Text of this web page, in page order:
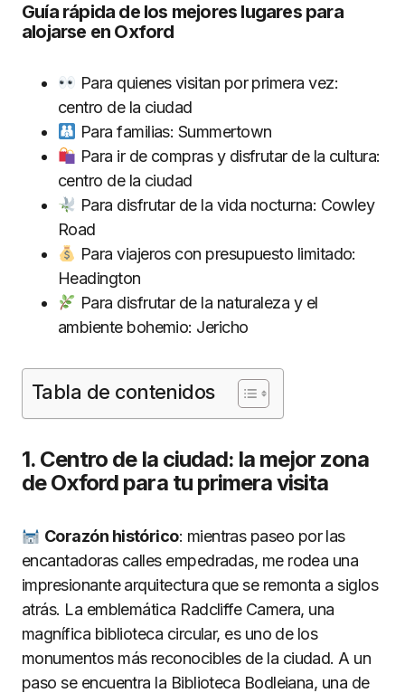
Guía rápida de los mejores lugares para
alojarse en Oxford
Para quienes visitan por primera vez:
centro de la ciudad
Para familias: Summertown
Para ir de compras y disfrutar de la cultura:
centro de la ciudad
Para disfrutar de la vida nocturna: Cowley
Road
Para viajeros con presupuesto limitado:
Headington
Para disfrutar de la naturaleza y el
ambiente bohemio: Jericho
Tabla de contenidos
1. Centro de la ciudad: la mejor zona
de Oxford para tu primera visita
Corazón histórico: mientras paseo por las
encantadoras calles empedradas, me rodea una
impresionante arquitectura que se remonta a siglos
atrás. La emblemática Radcliffe Camera, una
magnífica biblioteca circular, es uno de los
monumentos más reconocibles de la ciudad. A un
paso se encuentra la Biblioteca Bodleiana, una de